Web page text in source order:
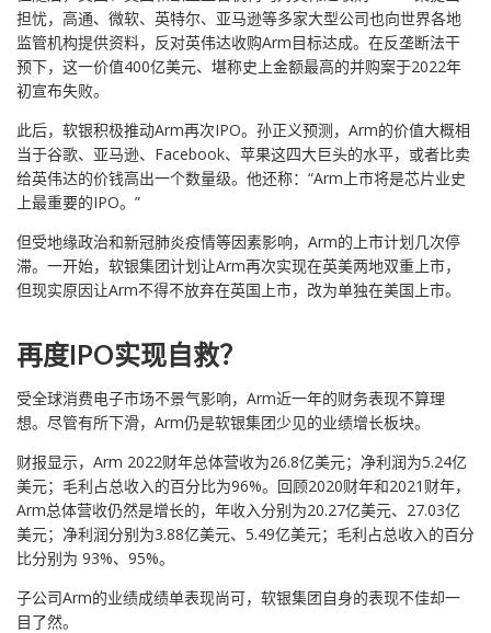
担忧，高通、微软、英特尔、亚马逊等多家大型公司也向世界各地
监管机构提供资料，反对英伟达收购Arm目标达成。在反垄断法干
预下，这一价值400亿美元、堪称史上金额最高的并购案于2022年
初宣布失败。
此后，软银积极推动Arm再次IPO。孙正义预测，Arm的价值大概相
当于谷歌、亚马逊、Facebook、苹果这四大巨头的水平，或者比卖
给英伟达的价钱高出一个数量级。他还称：“Arm上市将是芯片业史
上最重要的IPO。”
但受地缘政治和新冠肺炎疫情等因素影响，Arm的上市计划几次停
滞。一开始，软银集团计划让Arm再次实现在英美两地双重上市，
但现实原因让Arm不得不放弃在英国上市，改为单独在美国上市。
再度IPO实现自救？
受全球消费电子市场不景气影响，Arm近一年的财务表现不算理
想。尽管有所下滑，Arm仍是软银集团少见的业绩增长板块。
财报显示，Arm 2022财年总体营收为26.8亿美元；净利润为5.24亿
美元；毛利占总收入的百分比为96%。回顾2020财年和2021财年，
Arm总体营收仍然是增长的，年收入分别为20.27亿美元、27.03亿
美元；净利润分别为3.88亿美元、5.49亿美元；毛利占总收入的百分
比分别为 93%、95%。
子公司Arm的业绩成绩单表现尚可，软银集团自身的表现不佳却一
目了然。